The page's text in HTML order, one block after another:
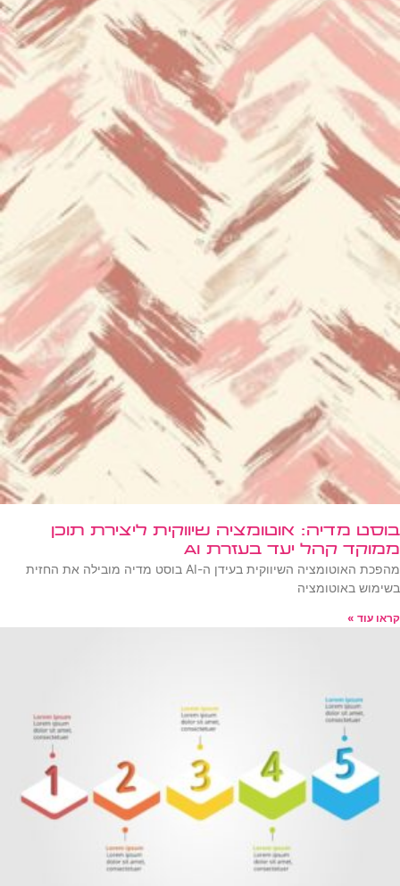
בוסט מדיה: אוטומציה שיווקית ליצירת תוכן
ממוקד קהל יעד בעזרת AI
מהפכת האוטומציה השיווקית בעידן ה-AI בוסט מדיה מובילה את החזית
בשימוש באוטומציה
קראו עוד »